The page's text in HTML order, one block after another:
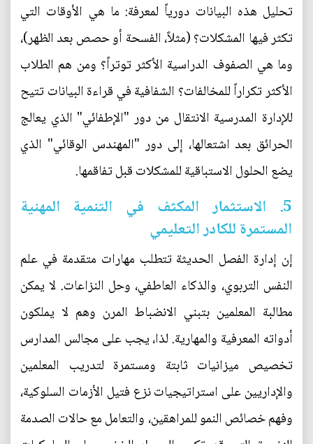
تحليل هذه البيانات دورياً لمعرفة: ما هي الأوقات التي
تكثر فيها المشكلات؟ (مثلاً، الفسحة أو حصص بعد الظهر)،
وما هي الصفوف الدراسية الأكثر توتراً؟ ومن هم الطلاب
الأكثر تكراراً للمخالفات؟ الشفافية في قراءة البيانات تتيح
للإدارة المدرسية الانتقال من دور "الإطفائي" الذي يعالج
الحرائق بعد اشتعالها، إلى دور "المهندس الوقائي" الذي
يضع الحلول الاستباقية للمشكلات قبل تفاقمها.
5. الاستثمار المكثف في التنمية المهنية
المستمرة للكادر التعليمي
إن إدارة الفصل الحديثة تتطلب مهارات متقدمة في علم
النفس التربوي، والذكاء العاطفي، وحل النزاعات. لا يمكن
مطالبة المعلمين بتبني الانضباط المرن وهم لا يملكون
أدواته المعرفية والمهارية. لذا، يجب على مجالس المدارس
تخصيص ميزانيات ثابتة ومستمرة لتدريب المعلمين
والإداريين على استراتيجيات نزع فتيل الأزمات السلوكية،
وفهم خصائص النمو للمراهقين، والتعامل مع حالات الصدمة